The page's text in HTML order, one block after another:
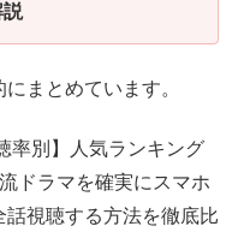
説
まとめています。
率別】人気ランキング
ドラマを確実にスマホ
視聴する方法を徹底比